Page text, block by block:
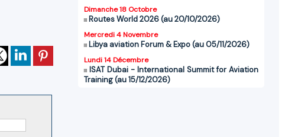
Dimanche 18 Octobre
Routes World 2026 (au 20/10/2026)
Mercredi 4 Novembre
Libya aviation Forum & Expo (au 05/11/2026)
Lundi 14 Décembre
ISAT Dubai - International Summit for Aviation
Training (au 15/12/2026)